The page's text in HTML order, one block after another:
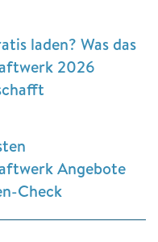
laden? Was das
2026
Angebote
Check